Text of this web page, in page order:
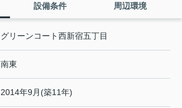
設備条件 周辺環境
グリーンコート西新宿五丁目
南東
2014年9月(築11年)